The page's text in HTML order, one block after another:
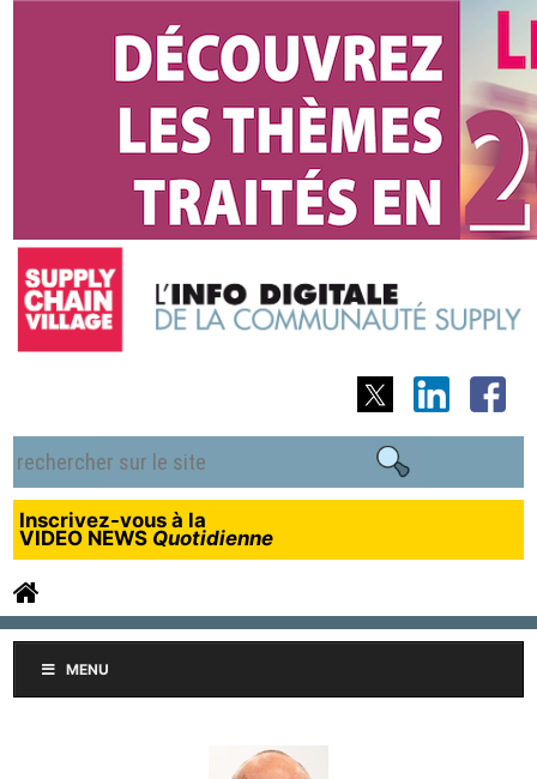
Inscrivez-vous à la
VIDEO NEWS Quotidienne
MENU